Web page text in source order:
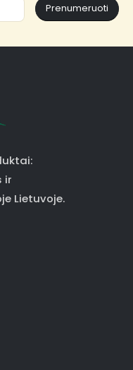
Prenumeruoti
ir
Lietuvoje.